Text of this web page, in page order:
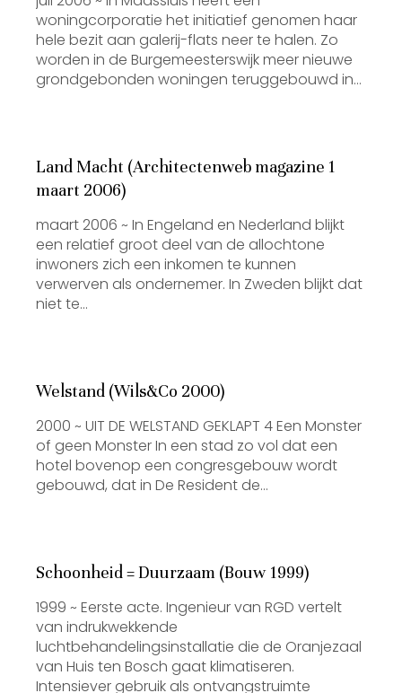
woningcorporatie het initiatief genomen haar
hele bezit aan galerij-flats neer te halen. Zo
worden in de Burgemeesterswijk meer nieuwe
grondgebonden woningen teruggebouwd in…
Land Macht (Architectenweb magazine 1
maart 2006)
maart 2006 ~ In Engeland en Nederland blijkt
een relatief groot deel van de allochtone
inwoners zich een inkomen te kunnen
verwerven als ondernemer. In Zweden blijkt dat
niet te…
Welstand (Wils&Co 2000)
2000 ~ UIT DE WELSTAND GEKLAPT 4 Een Monster
of geen Monster In een stad zo vol dat een
hotel bovenop een congresgebouw wordt
gebouwd, dat in De Resident de…
Schoonheid = Duurzaam (Bouw 1999)
1999 ~ Eerste acte. Ingenieur van RGD vertelt
van indrukwekkende
luchtbehandelingsinstallatie die de Oranjezaal
van Huis ten Bosch gaat klimatiseren.
Intensiever gebruik als ontvangstruimte